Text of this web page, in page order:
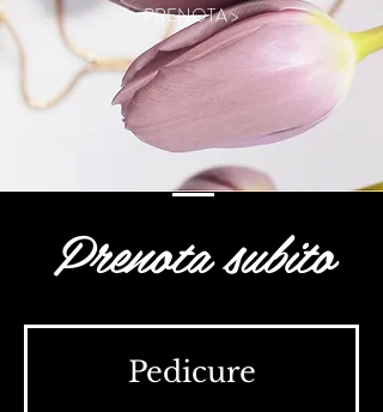
PRENOTA >
Prenota subito
Pedicure